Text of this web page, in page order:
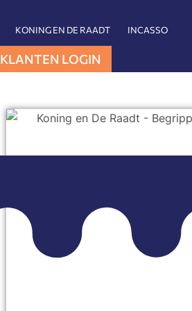
KONING EN DE RAADT INCASSO
KLANTEN LOGIN